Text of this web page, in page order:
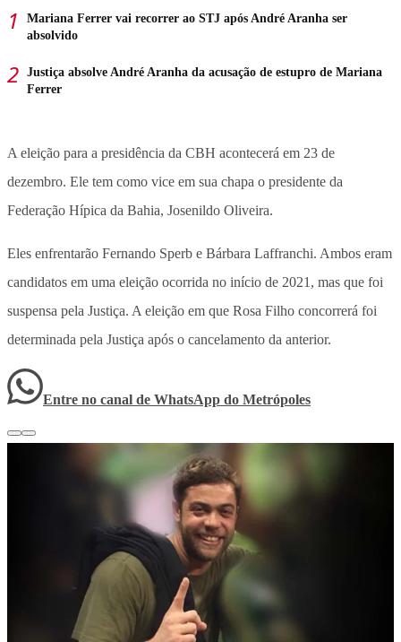
Mariana Ferrer vai recorrer ao STJ após André Aranha ser
absolvido
Justiça absolve André Aranha da acusação de estupro de Mariana
Ferrer
A eleição para a presidência da CBH acontecerá em 23 de
dezembro. Ele tem como vice em sua chapa o presidente da
Federação Hípica da Bahia, Josenildo Oliveira.
Eles enfrentarão Fernando Sperb e Bárbara Laffranchi. Ambos eram
candidatos em uma eleição ocorrida no início de 2021, mas que foi
suspensa pela Justiça. A eleição em que Rosa Filho concorrerá foi
determinada pela Justiça após o cancelamento da anterior.
Entre no canal de WhatsApp do Metrópoles